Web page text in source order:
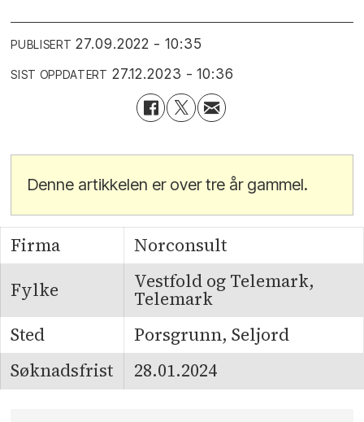
PUBLISERT 27.09.2022 - 10:35
SIST OPPDATERT 27.12.2023 - 10:36
Denne artikkelen er over tre år gammel.
Firma
Norconsult
Fylke
Vestfold og Telemark,
Telemark
Sted
Porsgrunn, Seljord
Søknadsfrist
28.01.2024